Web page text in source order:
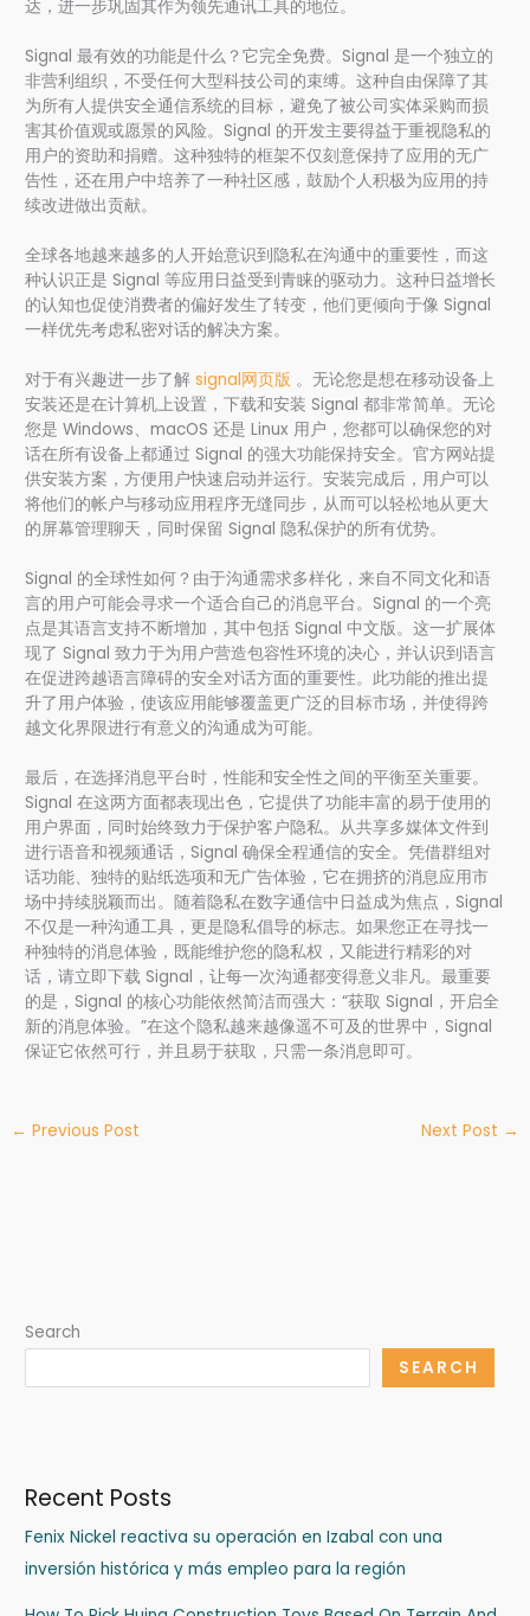
达，进一步巩固其作为领先通讯工具的地位。
Signal 最有效的功能是什么？它完全免费。Signal 是一个独立的
非营利组织，不受任何大型科技公司的束缚。这种自由保障了其
为所有人提供安全通信系统的目标，避免了被公司实体采购而损
害其价值观或愿景的风险。Signal 的开发主要得益于重视隐私的
用户的资助和捐赠。这种独特的框架不仅刻意保持了应用的无广
告性，还在用户中培养了一种社区感，鼓励个人积极为应用的持
续改进做出贡献。
全球各地越来越多的人开始意识到隐私在沟通中的重要性，而这
种认识正是 Signal 等应用日益受到青睐的驱动力。这种日益增长
的认知也促使消费者的偏好发生了转变，他们更倾向于像 Signal
一样优先考虑私密对话的解决方案。
对于有兴趣进一步了解signal网页版 。无论您是想在移动设备上
安装还是在计算机上设置，下载和安装 Signal 都非常简单。无论
您是 Windows、macOS 还是 Linux 用户，您都可以确保您的对
话在所有设备上都通过 Signal 的强大功能保持安全。官方网站提
供安装方案，方便用户快速启动并运行。安装完成后，用户可以
将他们的帐户与移动应用程序无缝同步，从而可以轻松地从更大
的屏幕管理聊天，同时保留 Signal 隐私保护的所有优势。
Signal 的全球性如何？由于沟通需求多样化，来自不同文化和语
言的用户可能会寻求一个适合自己的消息平台。Signal 的一个亮
点是其语言支持不断增加，其中包括 Signal 中文版。这一扩展体
现了 Signal 致力于为用户营造包容性环境的决心，并认识到语言
在促进跨越语言障碍的安全对话方面的重要性。此功能的推出提
升了用户体验，使该应用能够覆盖更广泛的目标市场，并使得跨
越文化界限进行有意义的沟通成为可能。
最后，在选择消息平台时，性能和安全性之间的平衡至关重要。
Signal 在这两方面都表现出色，它提供了功能丰富的易于使用的
用户界面，同时始终致力于保护客户隐私。从共享多媒体文件到
进行语音和视频通话，Signal 确保全程通信的安全。凭借群组对
话功能、独特的贴纸选项和无广告体验，它在拥挤的消息应用市
场中持续脱颖而出。随着隐私在数字通信中日益成为焦点，Signal
不仅是一种沟通工具，更是隐私倡导的标志。如果您正在寻找一
种独特的消息体验，既能维护您的隐私权，又能进行精彩的对
话，请立即下载 Signal，让每一次沟通都变得意义非凡。最重要
的是，Signal 的核心功能依然简洁而强大：“获取 Signal，开启全
新的消息体验。”在这个隐私越来越像遥不可及的世界中，Signal
保证它依然可行，并且易于获取，只需一条消息即可。
← Previous Post Next Post →
Search
SEARCH
Recent Posts
Fenix Nickel reactiva su operación en Izabal con una
inversión histórica y más empleo para la región